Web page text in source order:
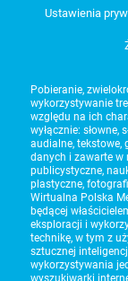
Ustawienia
Pobieranie,
wykorzystywanie
względu na ich
wyłącznie: słowne,
audialne, tekstowe,
danych i zawarte w
publicystyczne,
plastyczne,
Wirtualna Polska
będącej
eksploracji i
technikę, w tym z
sztucznej
wykorzystywania
wyszukiwarki